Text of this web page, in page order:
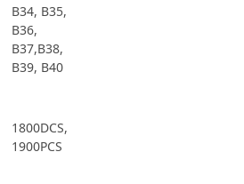
B34, B35,
B36,
B37,B38,
B39, B40
1800DCS,
1900PCS